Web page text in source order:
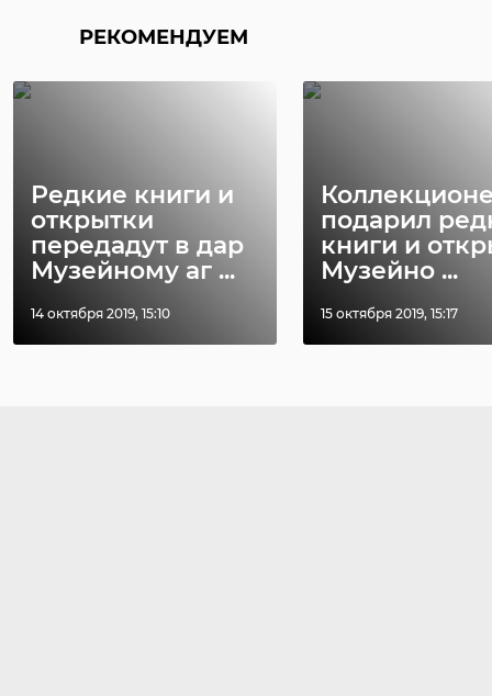
РЕКОМЕНДУЕМ
Редкие книги и
открытки
передадут в дар
Музейному аг ...
14 октября 2019, 15:10
подарил
книги и
Музейно ...
15 октября 2019, 15:17